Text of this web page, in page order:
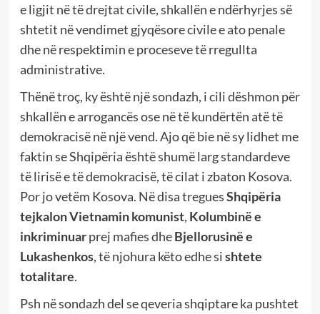
e ligjit në të drejtat civile, shkallën e ndërhyrjes së
shtetit në vendimet gjyqësore civile e ato penale
dhe në respektimin e proceseve të rregullta
administrative.
Thënë troç, ky është një sondazh, i cili dëshmon për
shkallën e arrogancës ose në të kundërtën atë të
demokracisë në një vend. Ajo që bie në sy lidhet me
faktin se Shqipëria është shumë larg standardeve
të lirisë e të demokracisë, të cilat i zbaton Kosova.
Por jo vetëm Kosova. Në disa treguesShqipëria
tejkalon Vietnamin komunist, Kolumbinë e
inkriminuarprej mafies dheBjellorusinë e
Lukashenkos, të njohura këto edhe sishtete
totalitare.
Psh në sondazh del se qeveria shqiptare ka pushtet